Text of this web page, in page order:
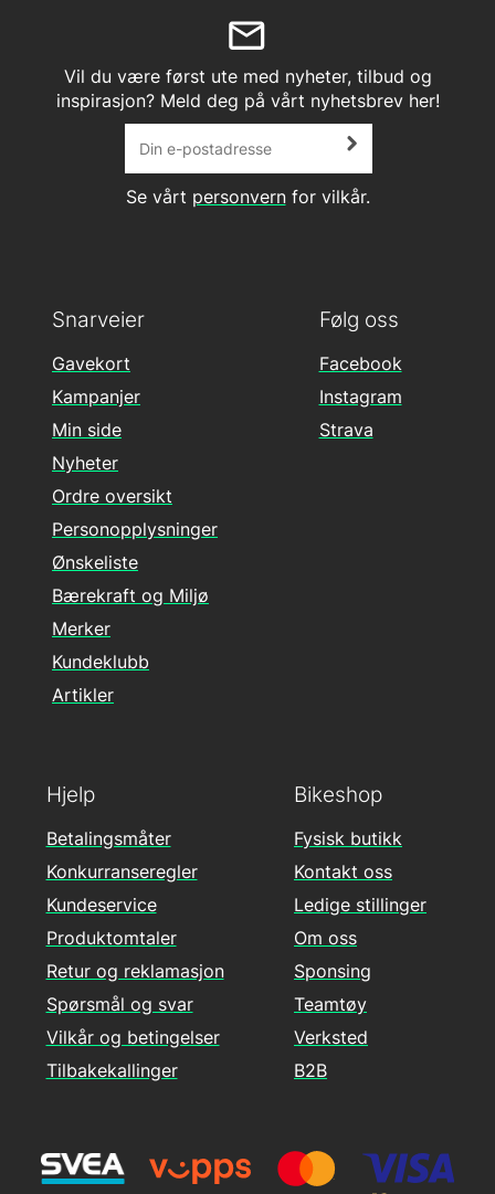
Vil du være først ute med nyheter, tilbud og
inspirasjon? Meld deg på vårt nyhetsbrev her!
Se vårt personvernfor vilkår.
Følg oss
Facebook
Instagram
Strava
Hjelp
Betalingsmåter
Konkurranseregler
Kundeservice
Produktomtaler
Retur og reklamasjon
Spørsmål og svar
Vilkår og betingelser
Tilbakekallinger
Snarveier
Gavekort
Kampanjer
Min side
Nyheter
Ordre oversikt
Personopplysninger
Ønskeliste
Bærekraft og Miljø
Merker
Kundeklubb
Artikler
Bikeshop
Fysisk butikk
Kontakt oss
Ledige stillinger
Om oss
Sponsing
Teamtøy
Verksted
B2B